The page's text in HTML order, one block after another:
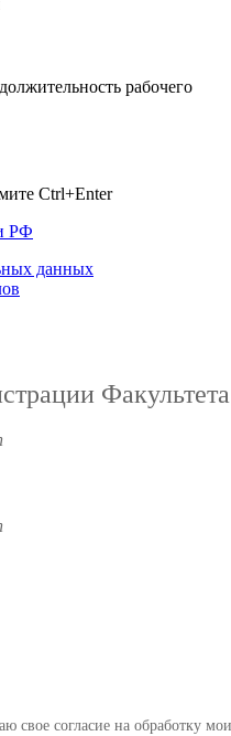
рабочего
Ctrl+Enter
РФ
данных
Факультета
свое согласие на обработку